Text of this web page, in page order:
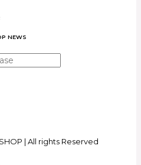
NEWS
| All rights Reserved